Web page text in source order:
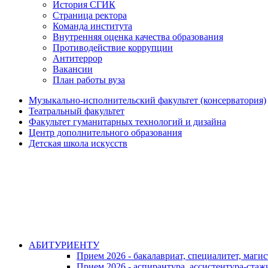
История СГИК
Страница ректора
Команда института
Внутренняя оценка качества образования
Противодействие коррупции
Антитеррор
Вакансии
План работы вуза
Музыкально-исполнительский факультет (консерватория)
Театральный факультет
Факультет гуманитарных технологий и дизайна
Центр дополнительного образования
Детская школа искусств
АБИТУРИЕНТУ
Прием 2026 - бакалавриат, специалитет,